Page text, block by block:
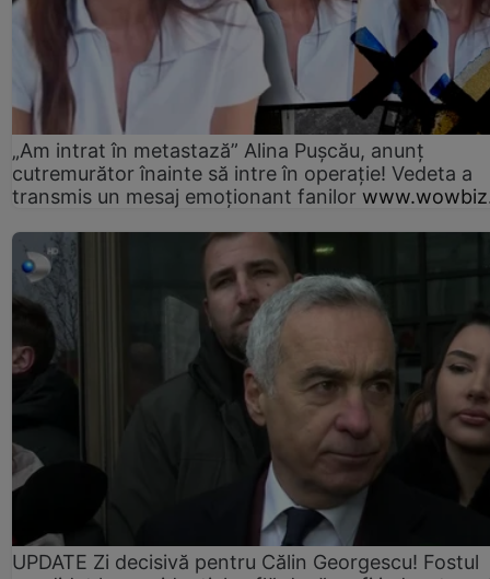
„Am intrat în metastază” Alina Pușcău, anunț
cutremurător înainte să intre în operație! Vedeta a
transmis un mesaj emoționant fanilor
UPDATE Zi decisivă pentru Călin Georgescu! Fostul